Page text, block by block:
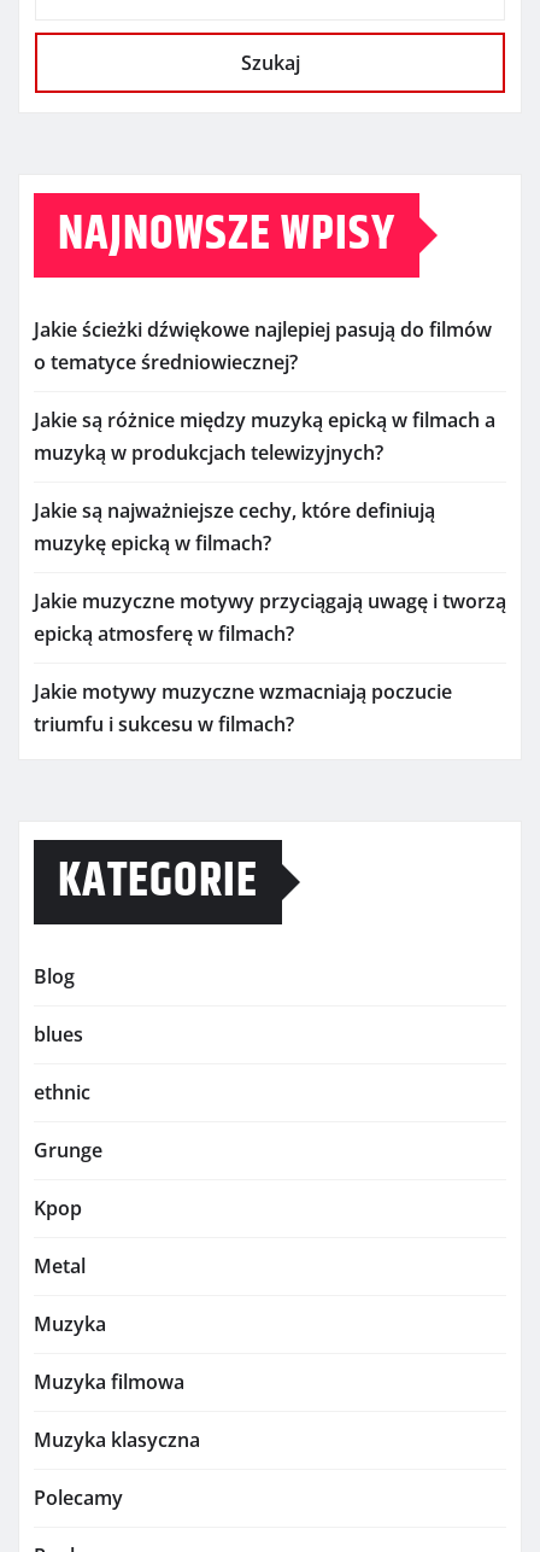
Szukaj
NAJNOWSZE WPISY
Jakie ścieżki dźwiękowe najlepiej pasują do filmów
o tematyce średniowiecznej?
Jakie są różnice między muzyką epicką w filmach a
muzyką w produkcjach telewizyjnych?
Jakie są najważniejsze cechy, które definiują
muzykę epicką w filmach?
Jakie muzyczne motywy przyciągają uwagę i tworzą
epicką atmosferę w filmach?
Jakie motywy muzyczne wzmacniają poczucie
triumfu i sukcesu w filmach?
KATEGORIE
Blog
blues
ethnic
Grunge
Kpop
Metal
Muzyka
Muzyka filmowa
Muzyka klasyczna
Polecamy